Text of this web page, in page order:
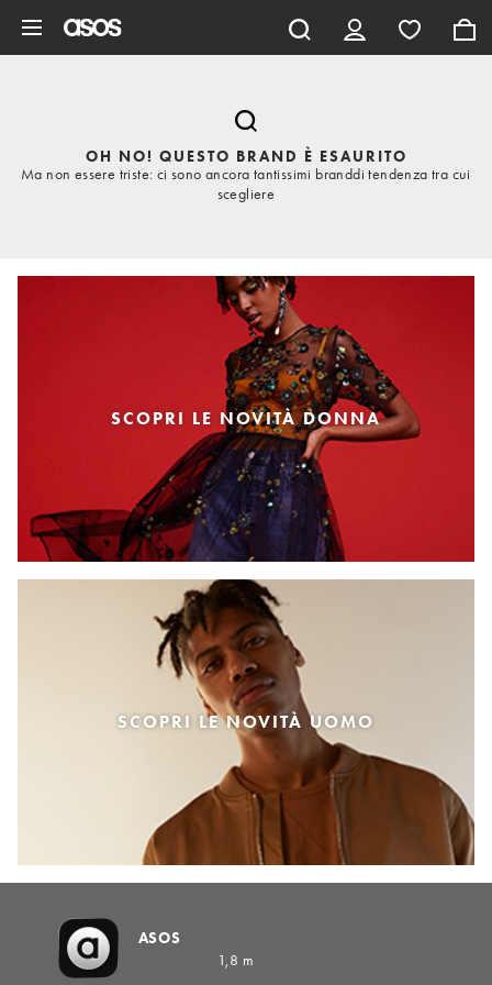
OH NO! QUESTO BRAND È ESAURITO
Ma non essere triste: ci sono ancora tantissimi branddi tendenza tra cui
scegliere
SCOPRI LE NOVITÀ DONNA
SCOPRI LE NOVITÀ UOMO
ASOS
1,8 m